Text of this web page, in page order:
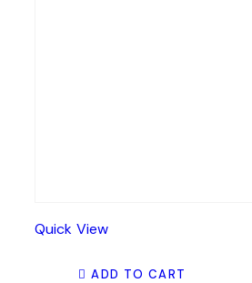
Quick View
ADD TO CART